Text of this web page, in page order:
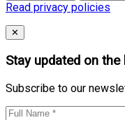
Read privacy policies
Close
✕
Stay updated on
Subscribe to our